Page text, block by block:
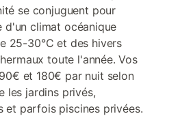
se conjuguent pour
climat océanique
25-30°C et des hivers
toute l'année. Vos
et 180€ par nuit selon
les jardins privés,
et parfois piscines privées.